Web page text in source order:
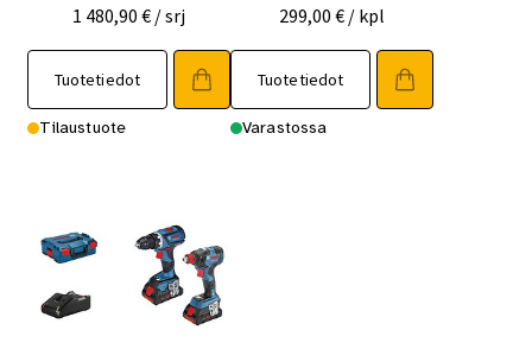
1 480,90 € / srj
Tuotetiedot
Tilaustuote
299,00€ / kpl
Tuotetiedot
Varastossa